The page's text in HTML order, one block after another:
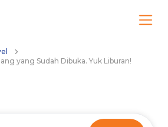
yang Sudah Dibuka. Yuk Liburan!